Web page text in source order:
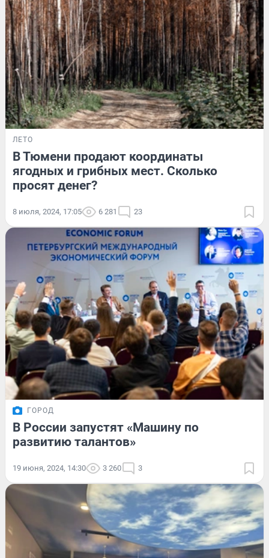
ЛЕТО
В Тюмени продают координаты
ягодных и грибных мест. Сколько
просят денег?
8 июля, 2024, 17:05 6 281 23
ГОРОД
В России запустят «Машину по
развитию талантов»
19 июня, 2024, 14:30 3 260 3